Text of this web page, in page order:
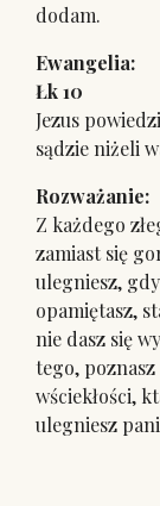
dodam.
Łk 10
Jezus
sądzie niżeli
Rozważanie:
Z każdego
zamiast się
ulegniesz,
opamiętasz,
nie dasz się
tego, poznasz
wściekłości,
ulegniesz